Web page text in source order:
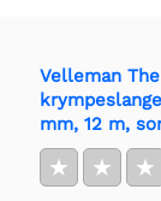
Velleman
mm, 12 m,
★ ★ ★